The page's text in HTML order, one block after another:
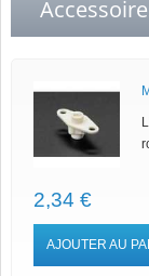
2,34 €
AJOUTER AU